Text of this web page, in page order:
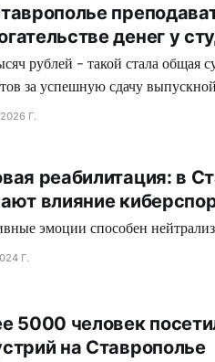
денег у
рублей - такой стала общая
за успешную сдачу
Г.
реабилитация: в
влияние
эмоции способен
Г.
5000 человек
на Ставрополье